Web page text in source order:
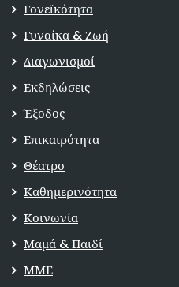
Γονεϊκότητα
Γυναίκα & Ζωή
Διαγωνισμοί
Εκδηλώσεις
Έξοδος
Επικαιρότητα
Θέατρο
Καθημερινότητα
Κοινωνία
Μαμά & Παιδί
ΜΜΕ